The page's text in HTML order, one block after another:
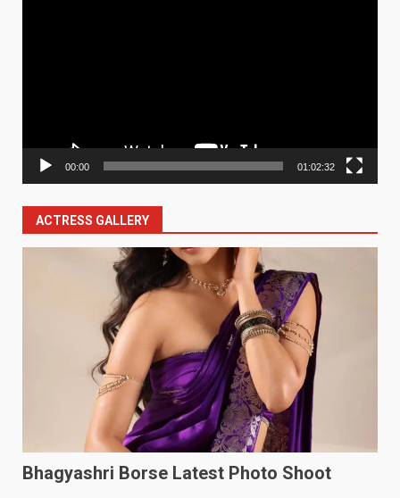
00:00 01:02:32
ACTRESS GALLERY
Bhagyashri Borse Latest Photo Shoot